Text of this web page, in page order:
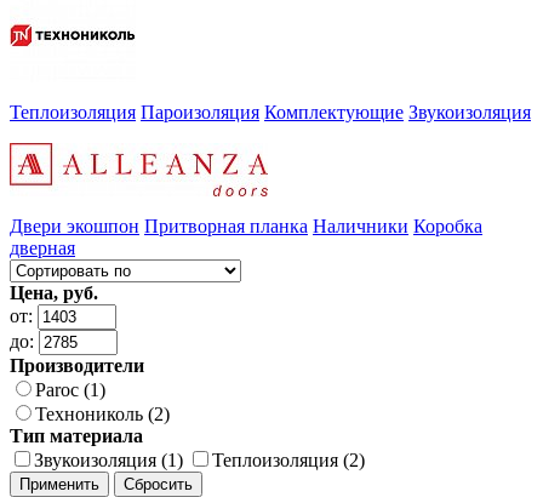
Теплоизоляция Пароизоляция Комплектующие Звукоизоляция
Двери экошпон Притворная планка Наличники Коробка
дверная
Цена, руб.
от:
до:
Производители
Paroc (1)
Технониколь (2)
Тип материала
Звукоизоляция (1)
Теплоизоляция (2)
Применить Сбросить